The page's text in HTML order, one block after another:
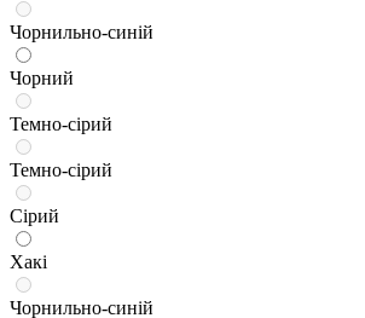
Чорнильно-синій
Чорний
Темно-сірий
Темно-сірий
Сірий
Хакі
Чорнильно-синій